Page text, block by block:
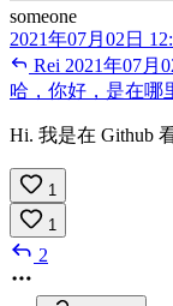
someone
2021年07月02日
Rei 2021年07月
哈，你好，是在哪
Hi. 我是在 Github
1
1
2